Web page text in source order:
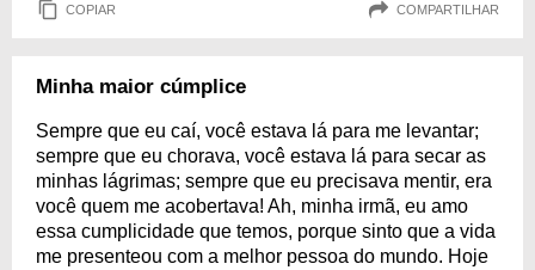
COPIAR COMPARTILHAR
Minha maior cúmplice
Sempre que eu caí, você estava lá para me levantar;
sempre que eu chorava, você estava lá para secar as
minhas lágrimas; sempre que eu precisava mentir, era
você quem me acobertava! Ah, minha irmã, eu amo
essa cumplicidade que temos, porque sinto que a vida
me presenteou com a melhor pessoa do mundo. Hoje